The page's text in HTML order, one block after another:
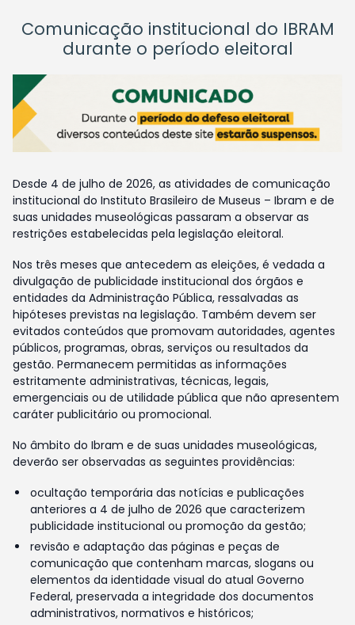
Comunicação institucional do IBRAM
durante o período eleitoral
Desde 4 de julho de 2026, as atividades de comunicação
institucional do Instituto Brasileiro de Museus – Ibram e de
suas unidades museológicas passaram a observar as
restrições estabelecidas pela legislação eleitoral.
Nos três meses que antecedem as eleições, é vedada a
divulgação de publicidade institucional dos órgãos e
entidades da Administração Pública, ressalvadas as
hipóteses previstas na legislação. Também devem ser
evitados conteúdos que promovam autoridades, agentes
públicos, programas, obras, serviços ou resultados da
gestão. Permanecem permitidas as informações
estritamente administrativas, técnicas, legais,
emergenciais ou de utilidade pública que não apresentem
caráter publicitário ou promocional.
No âmbito do Ibram e de suas unidades museológicas,
deverão ser observadas as seguintes providências:
ocultação temporária das notícias e publicações
anteriores a 4 de julho de 2026 que caracterizem
publicidade institucional ou promoção da gestão;
revisão e adaptação das páginas e peças de
comunicação que contenham marcas, slogans ou
elementos da identidade visual do atual Governo
Federal, preservada a integridade dos documentos
administrativos, normativos e históricos;